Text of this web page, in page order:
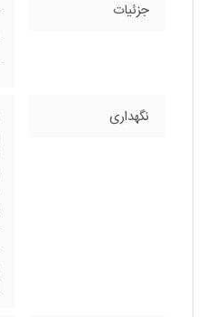
جزئیات
نگهداری